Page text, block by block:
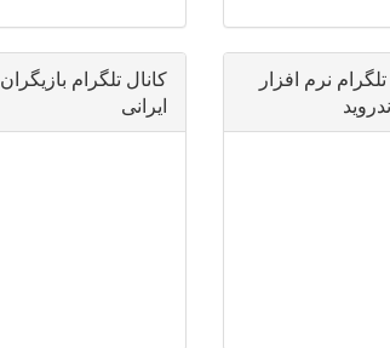
نرم افزار
کانال تلگرام بازیگران
ایرانی